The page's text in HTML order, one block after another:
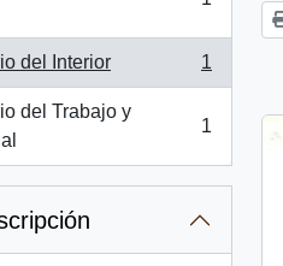
del Interior 1
del Trabajo y
1